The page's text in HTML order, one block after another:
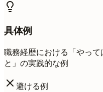
具体例
職務経歴における「やっ
と」の実践的な例
避ける例